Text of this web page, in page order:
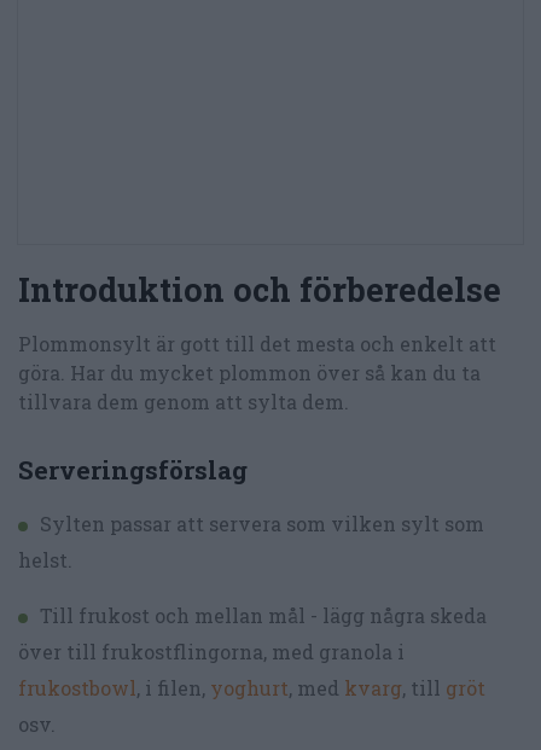
Introduktion och förberedelse
Plommonsylt är gott till det mesta och enkelt att
göra. Har du mycket plommon över så kan du ta
tillvara dem genom att sylta dem.
Serveringsförslag
Sylten passar att servera som vilken sylt som
helst.
Till frukost och mellan mål - lägg några skeda
över till frukostflingorna, med granola i
frukostbowl, i filen, yoghurt, med kvarg, till gröt
osv.